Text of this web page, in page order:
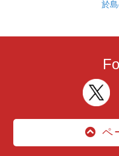
於
ペ